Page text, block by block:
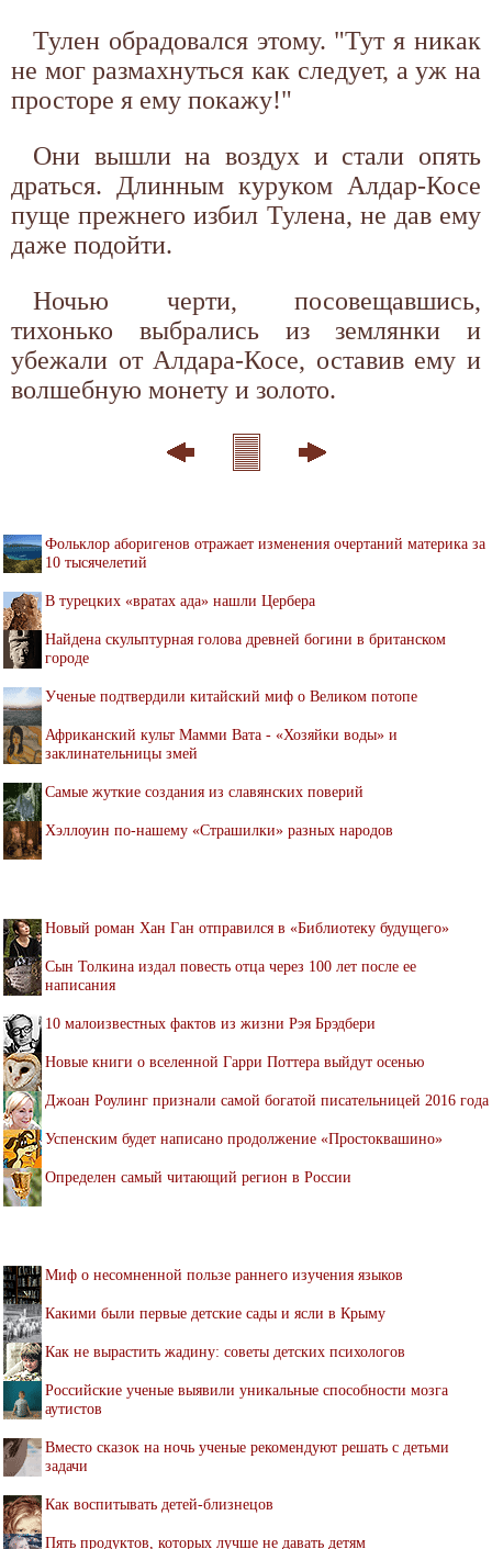
Тулен обрадовался этому. "Тут я никак
не мог размахнуться как следует, а уж на
просторе я ему покажу!"
Они вышли на воздух и стали опять
драться. Длинным куруком Алдар-Косе
пуще прежнего избил Тулена, не дав ему
даже подойти.
Ночью черти, посовещавшись,
тихонько выбрались из землянки и
убежали от Алдара-Косе, оставив ему и
волшебную монету и золото.
Фольклор аборигенов отражает изменения очертаний материка за
10 тысячелетий
В турецких «вратах ада» нашли Цербера
Найдена скульптурная голова древней богини в британском
городе
Ученые подтвердили китайский миф о Великом потопе
Африканский культ Мамми Вата - «Хозяйки воды» и
заклинательницы змей
Самые жуткие создания из славянских поверий
Хэллоуин по-нашему «Страшилки» разных народов
Новый роман Хан Ган отправился в «Библиотеку будущего»
Сын Толкина издал повесть отца через 100 лет после ее
написания
10 малоизвестных фактов из жизни Рэя Брэдбери
Новые книги о вселенной Гарри Поттера выйдут осенью
Джоан Роулинг признали самой богатой писательницей 2016 года
Успенским будет написано продолжение «Простоквашино»
Определен самый читающий регион в России
Миф о несомненной пользе раннего изучения языков
Какими были первые детские сады и ясли в Крыму
Как не вырастить жадину: советы детских психологов
Российские ученые выявили уникальные способности мозга
аутистов
Вместо сказок на ночь ученые рекомендуют решать с детьми
задачи
Как воспитывать детей-близнецов
Пять продуктов, которых лучше не давать детям